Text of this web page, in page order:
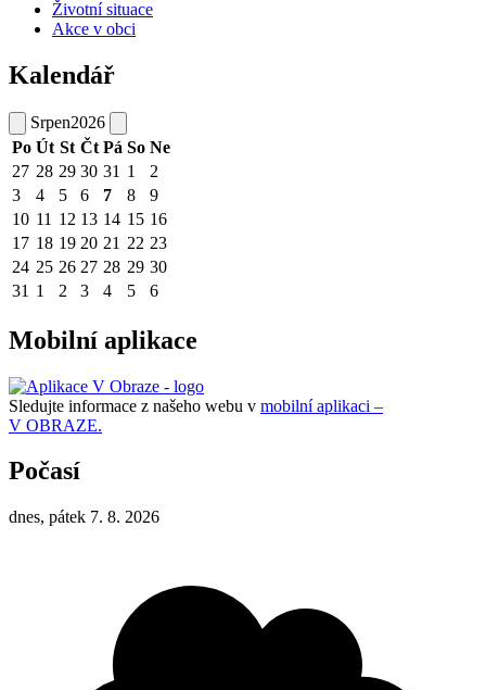
Životní situace
Akce v obci
Kalendář
Srpen2026
Po Út St Čt Pá So Ne
27 28 29 30 31 1
2
3
4 5 6 7 8
9
10 11 12 13 14 15 16
17 18 19 20 21 22 23
24 25 26 27 28 29 30
31 1 2 3 4 5 6
Mobilní aplikace
Sledujte informace z našeho webu v mobilní aplikaci –
V OBRAZE.
Počasí
dnes, pátek 7. 8. 2026